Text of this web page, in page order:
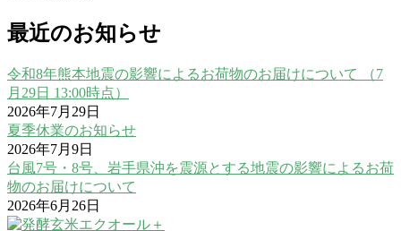
最近のお知らせ
令和8年熊本地震の影響によるお荷物のお届けについて （7
月29日 13:00時点）
2026年7月29日
夏季休業のお知らせ
2026年7月9日
台風7号・8号、岩手県沖を震源とする地震の影響によるお荷
物のお届けについて
2026年6月26日